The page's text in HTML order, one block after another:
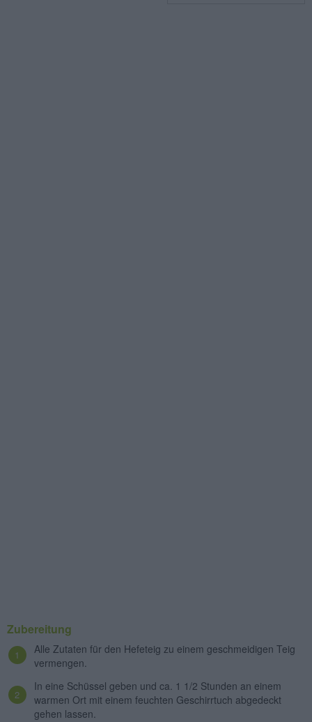
Zubereitung
Alle Zutaten für den Hefeteig zu einem geschmeidigen Teig
vermengen.
In eine Schüssel geben und ca. 1 1/2 Stunden an einem
warmen Ort mit einem feuchten Geschirrtuch abgedeckt
gehen lassen.